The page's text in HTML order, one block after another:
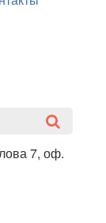
7, оф.